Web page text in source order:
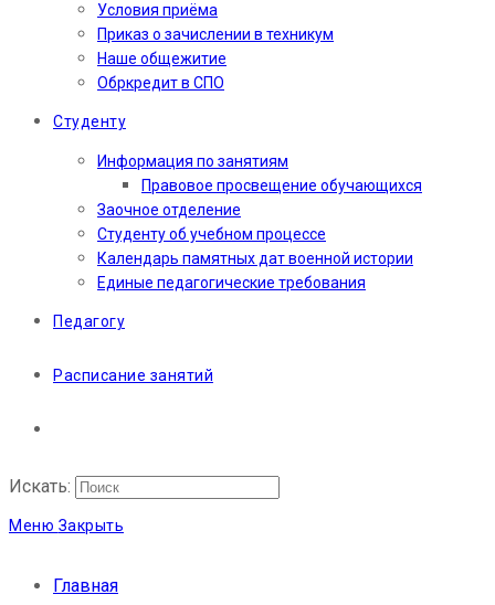
Условия приёма
Приказ о зачислении в техникум
Наше общежитие
Обркредит в СПО
Студенту
Информация по занятиям
Правовое просвещение обучающихся
Заочное отделение
Студенту об учебном процессе
Календарь памятных дат военной истории
Единые педагогические требования
Педагогу
Расписание занятий
Искать:
Меню Закрыть
Главная